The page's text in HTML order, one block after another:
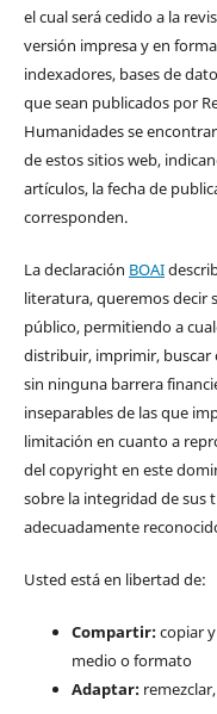
el cual será cedido a la
versión impresa y en
indexadores, bases de
que sean publicados por
Humanidades se
de estos sitios web,
artículos, la fecha de
corresponden.
La declaración BOAI
literatura, queremos
público, permitiendo a
distribuir, imprimir, buscar
sin ninguna barrera
inseparables de las que
limitación en cuanto a
del copyright en este
sobre la integridad de sus
adecuadamente
Usted está en libertad de:
Compartir:copiar
medio o formato
Adaptar: